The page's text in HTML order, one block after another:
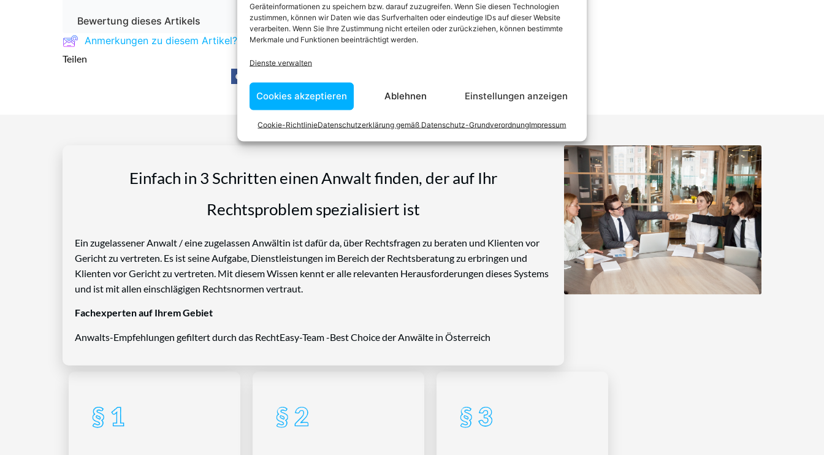
Geräteinformationen zu speichern bzw. darauf zuzugreifen. Wenn Sie diesen Technologien
zustimmen, können wir Daten wie das Surfverhalten oder eindeutige IDs auf dieser Website
verarbeiten. Wenn Sie Ihre Zustimmung nicht erteilen oder zurückziehen, können bestimmte
Merkmale und Funktionen beeinträchtigt werden.
Dienste verwalten
Cookies akzeptieren Ablehnen Einstellungen anzeigen
Cookie-RichtlinieDatenschutzerklärung gemäß Datenschutz-GrundverordnungImpressum
Bewertung dieses Artikels
Anmerkungen zu diesem Artikel?
Teilen
Einfach in 3 Schritten einen Anwalt finden, der auf Ihr
Rechtsproblem spezialisiert ist
Ein zugelassener Anwalt / eine zugelassen Anwältin ist dafür da, über Rechtsfragen zu beraten und Klienten vor
Gericht zu vertreten. Es ist seine Aufgabe, Dienstleistungen im Bereich der Rechtsberatung zu erbringen und
Klienten vor Gericht zu vertreten. Mit diesem Wissen kennt er alle relevanten Herausforderungen dieses Systems
und ist mit allen einschlägigen Rechtsnormen vertraut.
Fachexperten auf Ihrem Gebiet
Anwalts-Empfehlungen gefiltert durch das RechtEasy-Team -Best Choice der Anwälte in Österreich